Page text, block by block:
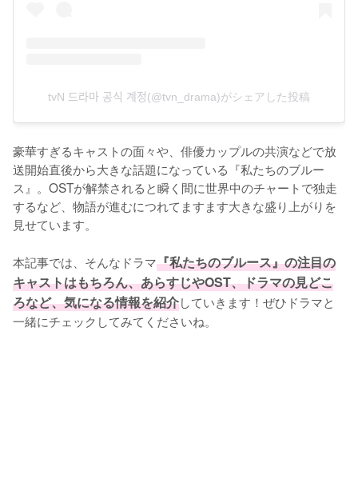
tvN 드라마 공식 계정(@tvn_drama)がシェアした投稿
豪華すぎるキャストの面々や、俳優カップルの共演などで放
送開始直後から大きな話題になっている『私たちのブルー
ス』。OSTが解禁されると瞬く間に世界中のチャートで独走
するなど、物語が進むにつれてますます大きな盛り上がりを
見せています。
本記事では、そんなドラマ『私たちのブルース』の注目の
キャストはもちろん、あらすじやOST、ドラマの見どこ
ろなど、気になる情報を紹介していきます！ぜひドラマと
一緒にチェックしてみてくださいね。